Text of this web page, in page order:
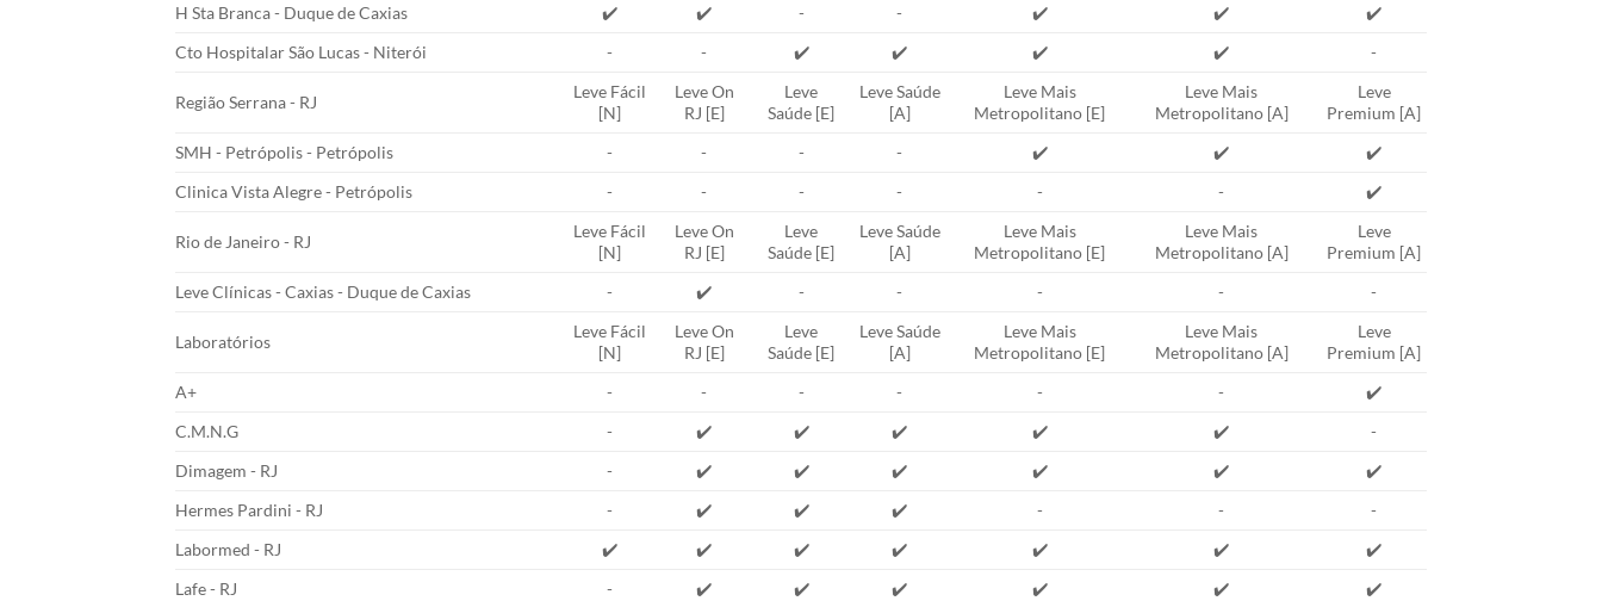
H Sta Branca - Duque de Caxias
✔️ ✔️ - - ✔️ ✔️
✔️
Cto Hospitalar São Lucas - Niterói
- - ✔️ ✔️ ✔️ ✔️ -
Região Serrana - RJ
Leve Fácil
[N]
Leve On
RJ [E]
Leve
Saúde [E]
Leve Saúde
[A]
Leve Mais
Metropolitano [E]
Leve Mais
Metropolitano [A]
Leve
Premium [A]
SMH - Petrópolis - Petrópolis
- - - - ✔️ ✔️
✔️
Clinica Vista Alegre - Petrópolis
- - - - - - ✔️
Rio de Janeiro - RJ
Leve Fácil
[N]
Leve On
RJ [E]
Leve
Saúde [E]
Leve Saúde
[A]
Leve Mais
Metropolitano [E]
Leve Mais
Metropolitano [A]
Leve
Premium [A]
Leve Clínicas - Caxias - Duque de Caxias
- ✔️ - - - - -
Laboratórios
Leve Fácil
[N]
Leve On
RJ [E]
Leve
Saúde [E]
Leve Saúde
[A]
Leve Mais
Metropolitano [E]
Leve Mais
Metropolitano [A]
Leve
Premium [A]
A+
- - - - - -
✔️
C.M.N.G
- ✔️ ✔️ ✔️ ✔️ ✔️
-
Dimagem - RJ
- ✔️ ✔️ ✔️ ✔️ ✔️
✔️
Hermes Pardini - RJ
- ✔️ ✔️ ✔️ - -
-
Labormed - RJ
✔️ ✔️ ✔️ ✔️ ✔️ ✔️
✔️
Lafe - RJ
- ✔️ ✔️ ✔️ ✔️ ✔️ ✔️